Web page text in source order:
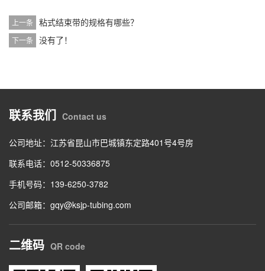
上一条 粘式结束带的规格有哪些？
下一条 没有了！
联系我们 Contact us
公司地址：江苏省昆山市巴城镇东定路401号4号房
联系电话：0512-50336875
手机号码：139-6250-3782
公司邮箱：gqy@ksjp-tubing.com
二维码 QR code